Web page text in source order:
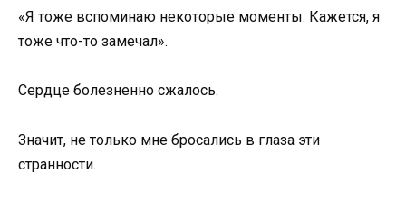
«Я тоже вспоминаю некоторые моменты. Кажется, я
тоже что-то замечал».
Сердце болезненно сжалось.
Значит, не только мне бросались в глаза эти
странности.